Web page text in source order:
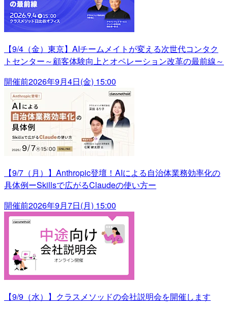
【9/4（金）東京】AIチームメイトが変える次世代コンタク
トセンター～顧客体験向上とオペレーション改革の最前線～
開催前2026年9月4日(金) 15:00
【9/7（月）】Anthropic登壇！AIによる自治体業務効率化の
具体例ーSkillsで広がるClaudeの使い方ー
開催前2026年9月7日(月) 15:00
【9/9（水）】クラスメソッドの会社説明会を開催します